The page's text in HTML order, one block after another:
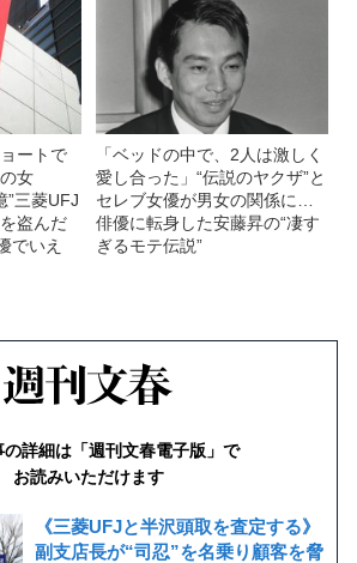
ートで
女
”三菱UFJ
盗んだ
でいえ
「ベッドの中で、2人は激しく
愛し合った」“伝説のヤクザ”と
セレブ女優が男女の関係に…
俳優に転身した安藤昇の“凄す
ぎるモテ伝説”
の詳細は「週刊文春電子版」で
お読みいただけます
《三菱UFJと半沢頭取を査定する》
副支店長が“司忍”を名乗り顧客を脅